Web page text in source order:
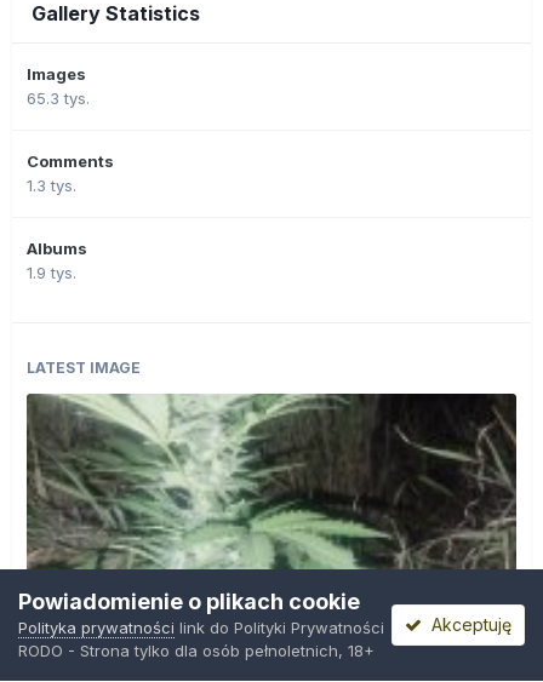
Gallery Statistics
Images
65.3 tys.
Comments
1.3 tys.
Albums
1.9 tys.
LATEST IMAGE
Powiadomienie o plikach cookie
Polityka prywatności link do Polityki Prywatności
RODO - Strona tylko dla osób pełnoletnich, 18+
Akceptuję